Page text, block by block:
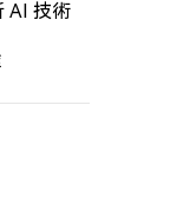
AI 技術